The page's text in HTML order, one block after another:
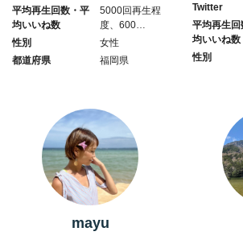
平均再生回数・平
均いいね数
5000回再生程
度、600…
性別
女性
都道府県
福岡県
Twitter
平均再生回
均いいね数
性別
mayu